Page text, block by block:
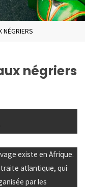
NÉGRIERS
négriers
existe en Afrique.
atlantique, qui
par les